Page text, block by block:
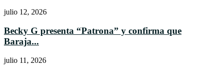
julio 12, 2026
Becky G presenta “Patrona” y confirma que
Baraja...
julio 11, 2026